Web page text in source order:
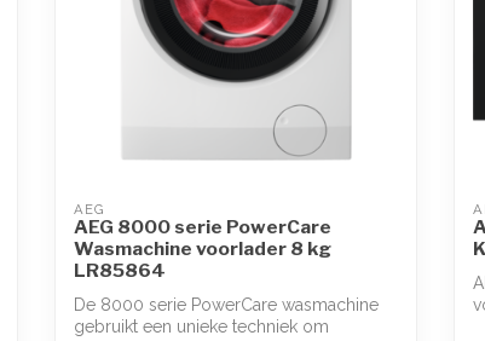
AEG
AEG 8000 serie PowerCare
Wasmachine voorlader 8 kg
LR85864
De 8000 serie PowerCare wasmachine
gebruikt een unieke techniek om